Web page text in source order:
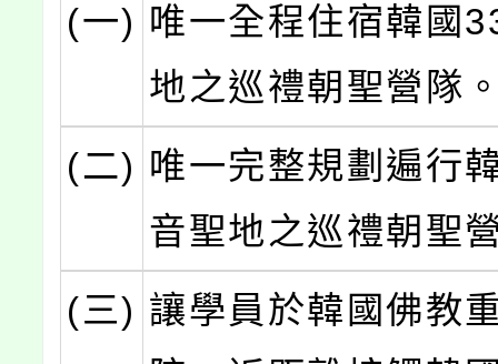
(一) 唯一全程住宿韓國
地之巡禮朝聖營隊
(二) 唯一完整規劃遍行
音聖地之巡禮朝聖
(三) 讓學員於韓國佛教